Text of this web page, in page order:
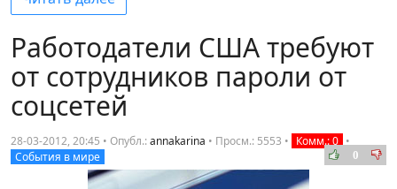
Работодатели США требуют
от сотрудников пароли от
соцсетей
28-03-2012, 20:45 • Опубл.:annakarina • Просм.: 5553 • Комм.: 0 •
События в мире
0